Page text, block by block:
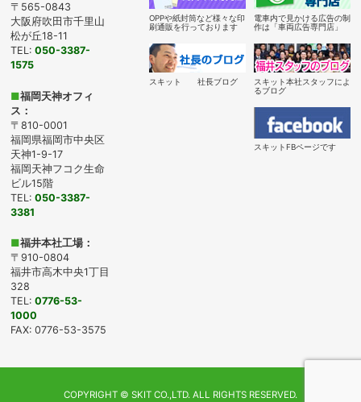
〒565-0843
大阪府吹田市千里山
松が丘18-11
TEL:050-3387-
1575
■福岡天神オフィ
ス：
〒810-0001
福岡県福岡市中央区
天神1-9-17
福岡天神フコク生命
ビル15階
TEL:050-3387-
3381
■福井本社工場：
〒910-0804
福井市高木中央1丁目
328
TEL:0776-53-
1000
FAX: 0776-53-3575
OPPや紙封筒など様々な印
刷通販を行っております
電車内で見かける広告の制
作は「車両広告専門店」
スキット 社長ブログ
スキット本社スタッフによ
るブログ
スキットFBページです
COPYRIGHT © SKIT CO.,LTD.ALL RIGHTS RESERVED.